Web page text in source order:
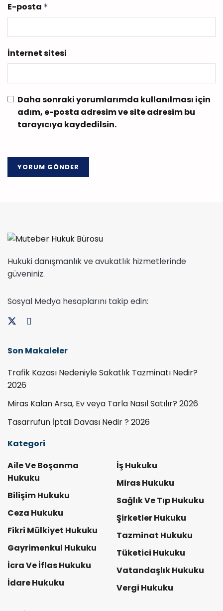
E-posta *
İnternet sitesi
Daha sonraki yorumlarımda kullanılması için
adım, e-posta adresim ve site adresim bu
tarayıcıya kaydedilsin.
Hukuki danışmanlık ve avukatlık hizmetlerinde
güveniniz.
Sosyal Medya hesaplarını takip edin:
Son Makaleler
Trafik Kazası Nedeniyle Sakatlık Tazminatı Nedir?
2026
Miras Kalan Arsa, Ev veya Tarla Nasıl Satılır? 2026
Tasarrufun İptali Davası Nedir ? 2026
Kategori
Aile Ve Boşanma
Hukuku
Bilişim Hukuku
Ceza Hukuku
Fikri Mülkiyet Hukuku
Gayrimenkul Hukuku
İcra Ve İflas Hukuku
İdare Hukuku
İş Hukuku
Miras Hukuku
Sağlık Ve Tıp Hukuku
Şirketler Hukuku
Tazminat Hukuku
Tüketici Hukuku
Vatandaşlık Hukuku
Vergi Hukuku